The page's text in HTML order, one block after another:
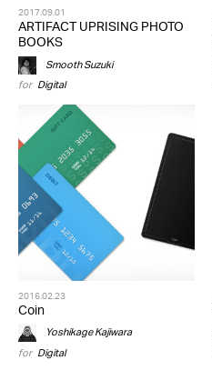
2017.09.01
ARTIFACT UPRISING PHOTO
BOOKS
Smooth Suzuki
for Digital
2016.02.23
Coin
Yoshikage Kajiwara
for Digital